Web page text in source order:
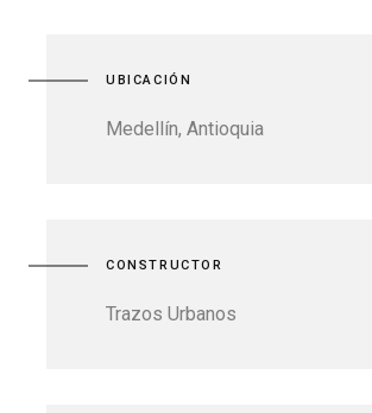
UBICACIÓN
Medellín, Antioquia
CONSTRUCTOR
Trazos Urbanos